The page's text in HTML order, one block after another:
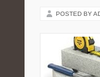
POSTED BY